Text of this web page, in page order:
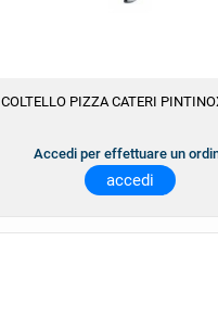
COLTELLO PIZZA CATERI
Accedi per effettuare un
accedi